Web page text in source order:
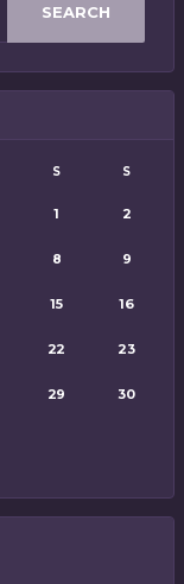
SEARCH
S S
1 2
8 9
15 16
22 23
29 30